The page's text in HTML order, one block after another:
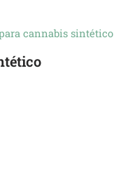
cannabis sintético